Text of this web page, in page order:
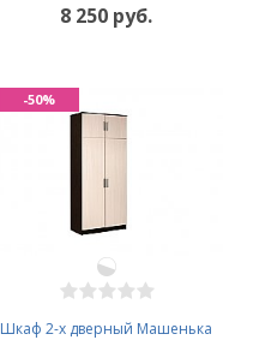
8 250 руб.
Шкаф 2-х дверный Машенька
-50%